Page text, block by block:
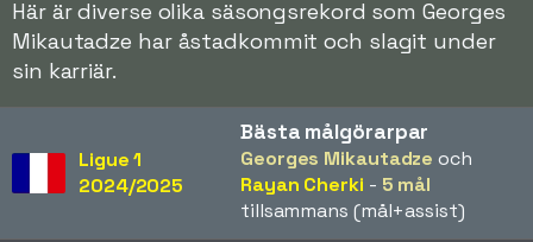
Här är diverse olika säsongsrekord som Georges
Mikautadze har åstadkommit och slagit under
sin karriär.
Ligue 1
2024/2025
Bästa målgörarpar
Georges Mikautadze och
Rayan Cherki - 5 mål
tillsammans (mål+assist)